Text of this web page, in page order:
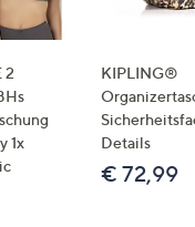
2
1x
KIPLING®
Details
€ 72,99